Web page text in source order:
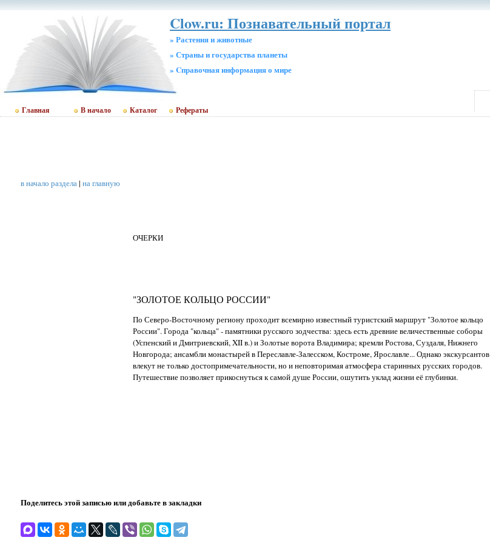
Clow.ru: Познавательный портал
» Растения и животные
» Страны и государства планеты
» Cправочная информация о мире
Главная В начало Каталог Рефераты
в начало раздела| на главную
ОЧЕРКИ
"ЗОЛОТОЕ КОЛЬЦО РОССИИ"
По Северо-Восточному региону проходит всемирно известный туристский маршрут "Золотое кольцо
России". Города "кольца" - памятники русского зодчества: здесь есть древние величественные соборы
(Успенский и Дмитриевский, XII в.) и Золотые ворота Владимира; кремли Ростова, Суздаля, Нижнего
Новгорода; ансамбли монастырей в Переславле-Залесском, Костроме, Ярославле... Однако экскурсантов
влекут не только достопримечательности, но и неповторимая атмосфера старинных русских городов.
Путешествие позволяет прикоснуться к самой душе России, ошутить уклад жизни её глубинки.
Поделитесь этой записью или добавьте в закладки